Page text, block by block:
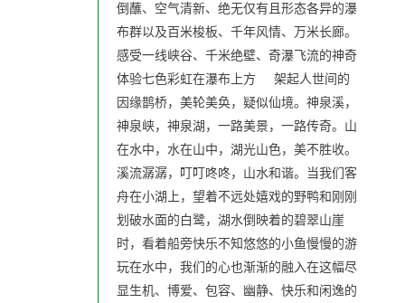
倒蘸、空气清新、绝无仅有且形态各异的瀑
布群以及百米梭板、千年风情、万米长廊。
感受一线峡谷、千米绝壁、奇瀑飞流的神奇
体验七色彩虹在瀑布上方 架起人世间的
因缘鹊桥，美轮美奂，疑似仙境。神泉溪，
神泉峡，神泉湖，一路美景，一路传奇。山
在水中，水在山中，湖光山色，美不胜收。
溪流潺潺，叮叮咚咚，山水和谐。当我们客
舟在小湖上，望着不远处嬉戏的野鸭和刚刚
划破水面的白鹭，湖水倒映着的碧翠山崖
时，看着船旁快乐不知悠悠的小鱼慢慢的游
玩在水中，我们的心也渐渐的融入在这幅尽
显生机、博爱、包容、幽静、快乐和闲逸的